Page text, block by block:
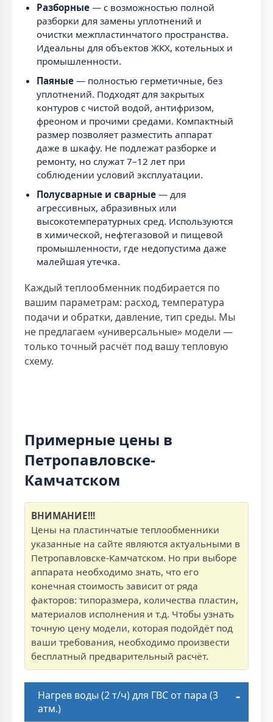
Разборные — с возможностью полной
разборки для замены уплотнений и
очистки межпластинчатого пространства.
Идеальны для объектов ЖКХ, котельных и
промышленности.
Паяные — полностью герметичные, без
уплотнений. Подходят для закрытых
контуров с чистой водой, антифризом,
фреоном и прочими средами. Компактный
размер позволяет разместить аппарат
даже в шкафу. Не подлежат разборке и
ремонту, но служат 7–12 лет при
соблюдении условий эксплуатации.
Полусварные и сварные — для
агрессивных, абразивных или
высокотемпературных сред. Используются
в химической, нефтегазовой и пищевой
промышленности, где недопустима даже
малейшая утечка.
Каждый теплообменник подбирается по
вашим параметрам: расход, температура
подачи и обратки, давление, тип среды. Мы
не предлагаем «универсальные» модели —
только точный расчёт под вашу тепловую
схему.
Примерные цены в
Петропавловске-
Камчатском
ВНИМАНИЕ!!!
Цены на пластинчатые теплообменники
указанные на сайте являются актуальными в
Петропавловске-Камчатском. Но при выборе
аппарата необходимо знать, что его
конечная стоимость зависит от ряда
факторов: типоразмера, количества пластин,
материалов исполнения и т.д. Чтобы узнать
точную цену модели, которая подойдёт под
ваши требования, необходимо произвести
бесплатный предварительный расчёт.
Нагрев воды (2 т/ч) для ГВС от пара (3
атм.)